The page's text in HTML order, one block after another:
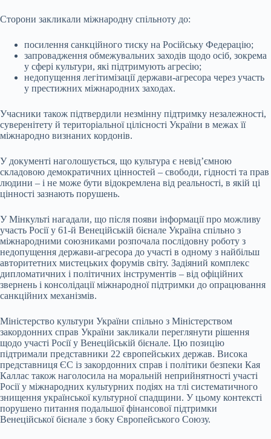
Сторони закликали міжнародну спільноту до:
посилення санкційного тиску на Російську Федерацію;
запровадження обмежувальних заходів щодо осіб, зокрема
у сфері культури, які підтримують агресію;
недопущення легітимізації держави-агресора через участь
у престижних міжнародних заходах.
Учасники також підтвердили незмінну підтримку незалежності,
суверенітету й територіальної цілісності України в межах її
міжнародно визнаних кордонів.
У документі наголошується, що культура є невід’ємною
складовою демократичних цінностей – свободи, гідності та прав
людини – і не може бути відокремлена від реальності, в якій ці
цінності зазнають порушень.
У Мінкульті нагадали, що після появи інформації про можливу
участь Росії у 61-й Венеційській бієнале Україна спільно з
міжнародними союзниками розпочала послідовну роботу з
недопущення держави-агресора до участі в одному з найбільш
авторитетних мистецьких форумів світу. Задіяний комплекс
дипломатичних і політичних інструментів – від офіційних
звернень і консолідації міжнародної підтримки до опрацювання
санкційних механізмів.
Міністерство культури України спільно з Міністерством
закордонних справ України закликали переглянути рішення
щодо участі Росії у Венеційській бієнале. Цю позицію
підтримали представники 22 європейських держав. Висока
представниця ЄС із закордонних справ і політики безпеки Кая
Каллас також наголосила на моральній неприйнятності участі
Росії у міжнародних культурних подіях на тлі систематичного
знищення української культурної спадщини. У цьому контексті
порушено питання подальшої фінансової підтримки
Венеційської бієнале з боку Європейського Союзу.